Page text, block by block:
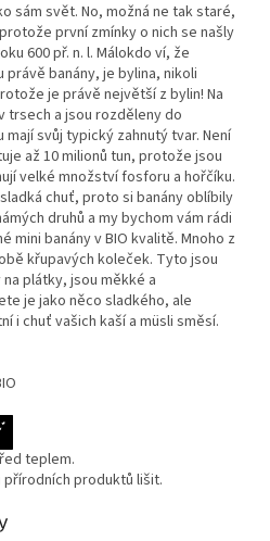
sám svět. No, možná ne tak staré,
první zmínky o nich se našly
600 př. n. l. Málokdo ví, že
banány, je bylina, nikoli
je právě největší z bylin! Na
trsech a jsou rozděleny do
svůj typický zahnutý tvar. Není
až 10 milionů tun, protože jsou
velké množství fosforu a hořčíku.
chuť, proto si banány oblíbily
druhů a my bychom vám rádi
banány v BIO kvalitě. Mnoho z
křupavých koleček. Tyto jsou
plátky, jsou měkké a
je jako něco sladkého, ale
i chuť vašich kaší a müsli směsí.
teplem.
produktů lišit.